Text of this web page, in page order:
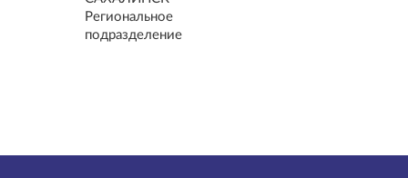
Региональное
подразделение